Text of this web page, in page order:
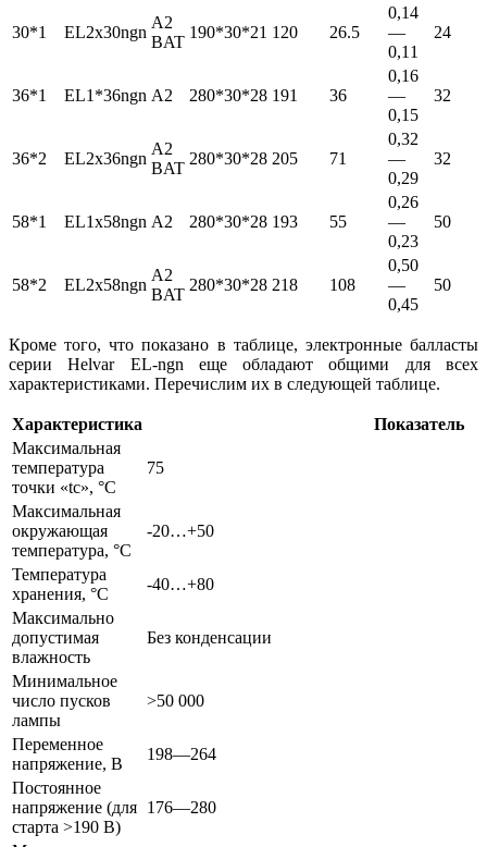
30*1 EL2x30ngn
A2
BAT
190*30*21 120 26.5
0,14
—
0,11
24
36*1 EL1*36ngn A2 280*30*28 191 36
0,16
—
0,15
32
36*2 EL2x36ngn
A2
BAT
280*30*28 205 71
0,32
—
0,29
32
58*1 EL1x58ngn A2 280*30*28 193 55
0,26
—
0,23
50
58*2 EL2x58ngn
A2
BAT
280*30*28 218 108
0,50
—
0,45
50
Кроме того, что показано в таблице, электронные балласты
серии Helvar EL-ngn еще обладают общими для всех
характеристиками. Перечислим их в следующей таблице.
Характеристика
Показатель
Максимальная
температура
точки «tc», °С
75
Максимальная
окружающая
температура, °C
-20…+50
Температура
хранения, °C
-40…+80
Максимально
допустимая
влажность
Без конденсации
Минимальное
число пусков
лампы
>50 000
Переменное
напряжение, В
198—264
Постоянное
напряжение (для
старта >190 В)
176—280